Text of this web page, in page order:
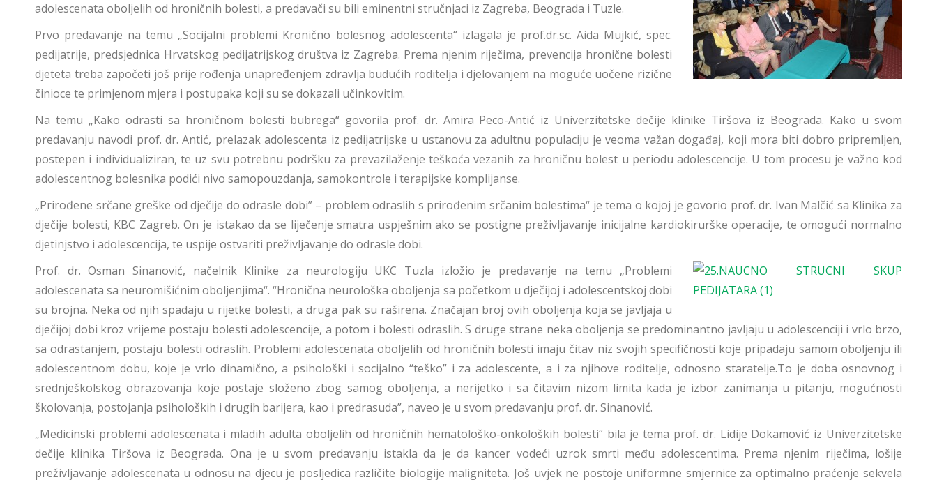
adolescenata oboljelih od hroničnih bolesti, a predavači su bili eminentni stručnjaci iz Zagreba, Beograda i Tuzle.
Prvo predavanje na temu „Socijalni problemi Kronično bolesnog adolescenta“ izlagala je prof.dr.sc. Aida Mujkić, spec.
pedijatrije, predsjednica Hrvatskog pedijatrijskog društva iz Zagreba. Prema njenim riječima, prevencija hronične bolesti
djeteta treba započeti još prije rođenja unapređenjem zdravlja budućih roditelja i djelovanjem na moguće uočene rizične
činioce te primjenom mjera i postupaka koji su se dokazali učinkovitim.
Na temu „Kako odrasti sa hroničnom bolesti bubrega“ govorila prof. dr. Amira Peco-Antić iz Univerzitetske dečije klinike Tiršova iz Beograda. Kako u svom
predavanju navodi prof. dr. Antić, prelazak adolescenta iz pedijatrijske u ustanovu za adultnu populaciju je veoma važan događaj, koji mora biti dobro pripremljen,
postepen i individualiziran, te uz svu potrebnu podršku za prevazilaženje teškoća vezanih za hroničnu bolest u periodu adolescencije. U tom procesu je važno kod
adolescentnog bolesnika podići nivo samopouzdanja, samokontrole i terapijske komplijanse.
„Prirođene srčane greške od dječije do odrasle dobi” – problem odraslih s prirođenim srčanim bolestima“ je tema o kojoj je govorio prof. dr. Ivan Malčić sa Klinika za
dječije bolesti, KBC Zagreb. On je istakao da se liječenje smatra uspješnim ako se postigne preživljavanje inicijalne kardiokirurške operacije, te omogući normalno
djetinjstvo i adolescencija, te uspije ostvariti preživljavanje do odrasle dobi.
Prof. dr. Osman Sinanović, načelnik Klinike za neurologiju UKC Tuzla izložio je predavanje na temu „Problemi
adolescenata sa neuromišićnim oboljenjima“. “Hronična neurološka oboljenja sa početkom u dječijoj i adolescentskoj dobi
su brojna. Neka od njih spadaju u rijetke bolesti, a druga pak su raširena. Značajan broj ovih oboljenja koja se javljaja u
dječijoj dobi kroz vrijeme postaju bolesti adolescencije, a potom i bolesti odraslih. S druge strane neka oboljenja se predominantno javljaju u adolescenciji i vrlo brzo,
sa odrastanjem, postaju bolesti odraslih. Problemi adolescenata oboljelih od hroničnih bolesti imaju čitav niz svojih specifičnosti koje pripadaju samom oboljenju ili
adolescentnom dobu, koje je vrlo dinamično, a psihološki i socijalno “teško” i za adolescente, a i za njihove roditelje, odnosno staratelje.To je doba osnovnog i
srednješkolskog obrazovanja koje postaje složeno zbog samog oboljenja, a nerijetko i sa čitavim nizom limita kada je izbor zanimanja u pitanju, mogućnosti
školovanja, postojanja psiholoških i drugih barijera, kao i predrasuda”, naveo je u svom predavanju prof. dr. Sinanović.
„Medicinski problemi adolescenata i mladih adulta oboljelih od hroničnih hematološko-onkoloških bolesti“ bila je tema prof. dr. Lidije Dokamović iz Univerzitetske
dečije klinika Tiršova iz Beograda. Ona je u svom predavanju istakla da je da kancer vodeći uzrok smrti među adolescentima. Prema njenim riječima, lošije
preživljavanje adolescenata u odnosu na djecu je posljedica različite biologije maligniteta. Još uvjek ne postoje uniformne smjernice za optimalno praćenje sekvela